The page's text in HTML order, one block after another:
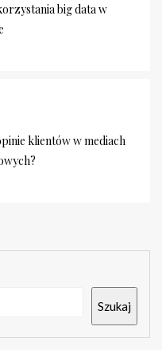
big data w
klientów w mediach
Szukaj